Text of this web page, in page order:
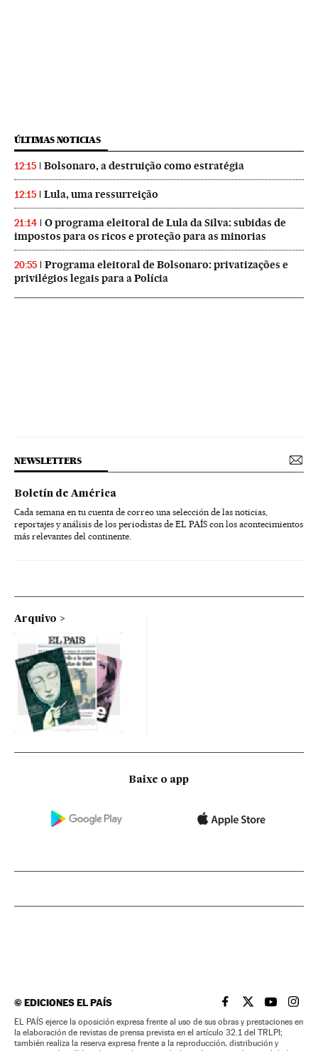
ÚLTIMAS NOTICIAS
12:15 Bolsonaro, a destruição como estratégia
12:15 Lula, uma ressurreição
21:14
O programa eleitoral de Lula da Silva: subidas de
impostos para os ricos e proteção para as minorias
20:55
Programa eleitoral de Bolsonaro: privatizações e
privilégios legais para a Polícia
NEWSLETTERS
Boletín de América
Cada semana en tu cuenta de correo una selección de las noticias,
reportajes y análisis de los periodistas de EL PAÍS con los acontecimientos
más relevantes del continente.
Arquivo
Baixe o app
©EDICIONES EL PAÍS EL PAÍS BRASIL EN
EL PAÍSEL PAÍS
EL
EL PAÍS ejerce la oposición expresa frente al uso de sus obras y prestaciones en
la elaboración de revistas de prensa prevista en el artículo 32.1 del TRLPI;
también realiza la reserva expresa frente a la reproducción, distribución y